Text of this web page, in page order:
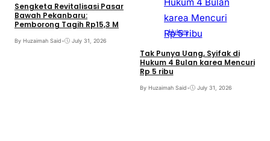
Sengketa Revitalisasi Pasar
Bawah Pekanbaru:
Pemborong Tagih Rp15,3 M
By Huzaimah Said• July 31, 2026
Hukum
Tak Punya Uang, Syifak di
Hukum 4 Bulan karea Mencuri
Rp 5 ribu
By Huzaimah Said• July 31, 2026